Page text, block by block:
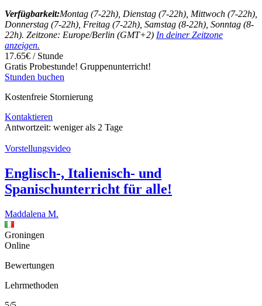
Verfügbarkeit:Montag (7-22h), Dienstag (7-22h), Mittwoch (7-22h),
Donnerstag (7-22h), Freitag (7-22h), Samstag (8-22h), Sonntag (8-
22h). Zeitzone: Europe/Berlin (GMT+2) In deiner Zeitzone
anzeigen.
17.65€ / Stunde
Gratis Probestunde! Gruppenunterricht!
Stunden buchen
Kostenfreie Stornierung
Kontaktieren
Antwortzeit: weniger als 2 Tage
Vorstellungsvideo
Englisch-, Italienisch- und
Spanischunterricht für alle!
Maddalena M.
Groningen
Online
Bewertungen
Lehrmethoden